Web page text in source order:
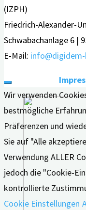
(IZPH)
Friedrich-Alexander-
Schwabachanlage 6 |
E-Mail:
Wir verwenden
bestmögliche
Präferenzen und
Sie auf "Alle
Verwendung ALLER
jedoch die "Cookie-
kontrollierte
Cookie Einstellungen